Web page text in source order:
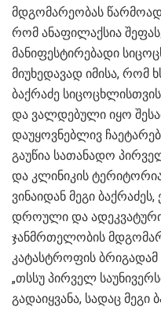
მდგომარეობას
რომ ანაფილაქსია
მანიფესტირებადი
მიუხედავად იმისა, რომ
ბაქრაძე
და ვალდებული იყო
დაუყოვნებლივ
გაუწია სათანადო
და კლინიკის
ვინაიდან მეგი
დროული და ადეკვატური
ჯანმრთელობის
კატასტროფის ბრიგადამ
„თსსუ პირველ
გადაიყვანა, სადაც მეგი